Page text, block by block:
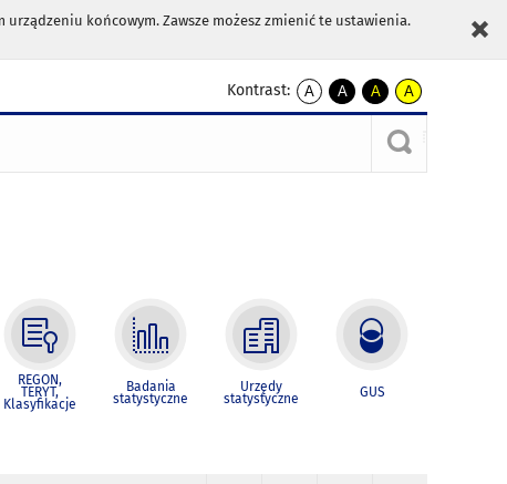
końcowym. Zawsze możesz zmienić te ustawienia.
Kontrast:
A
kontrast
A
kontrast
czarnym
A
kontrast
żółty
tekst
czarnym
A
kontrast
czarny
tekst
żółtym
REGON,
TERYT,
Klasyfikacje
Badania
statystyczne
Urzędy
statystyczne GUS